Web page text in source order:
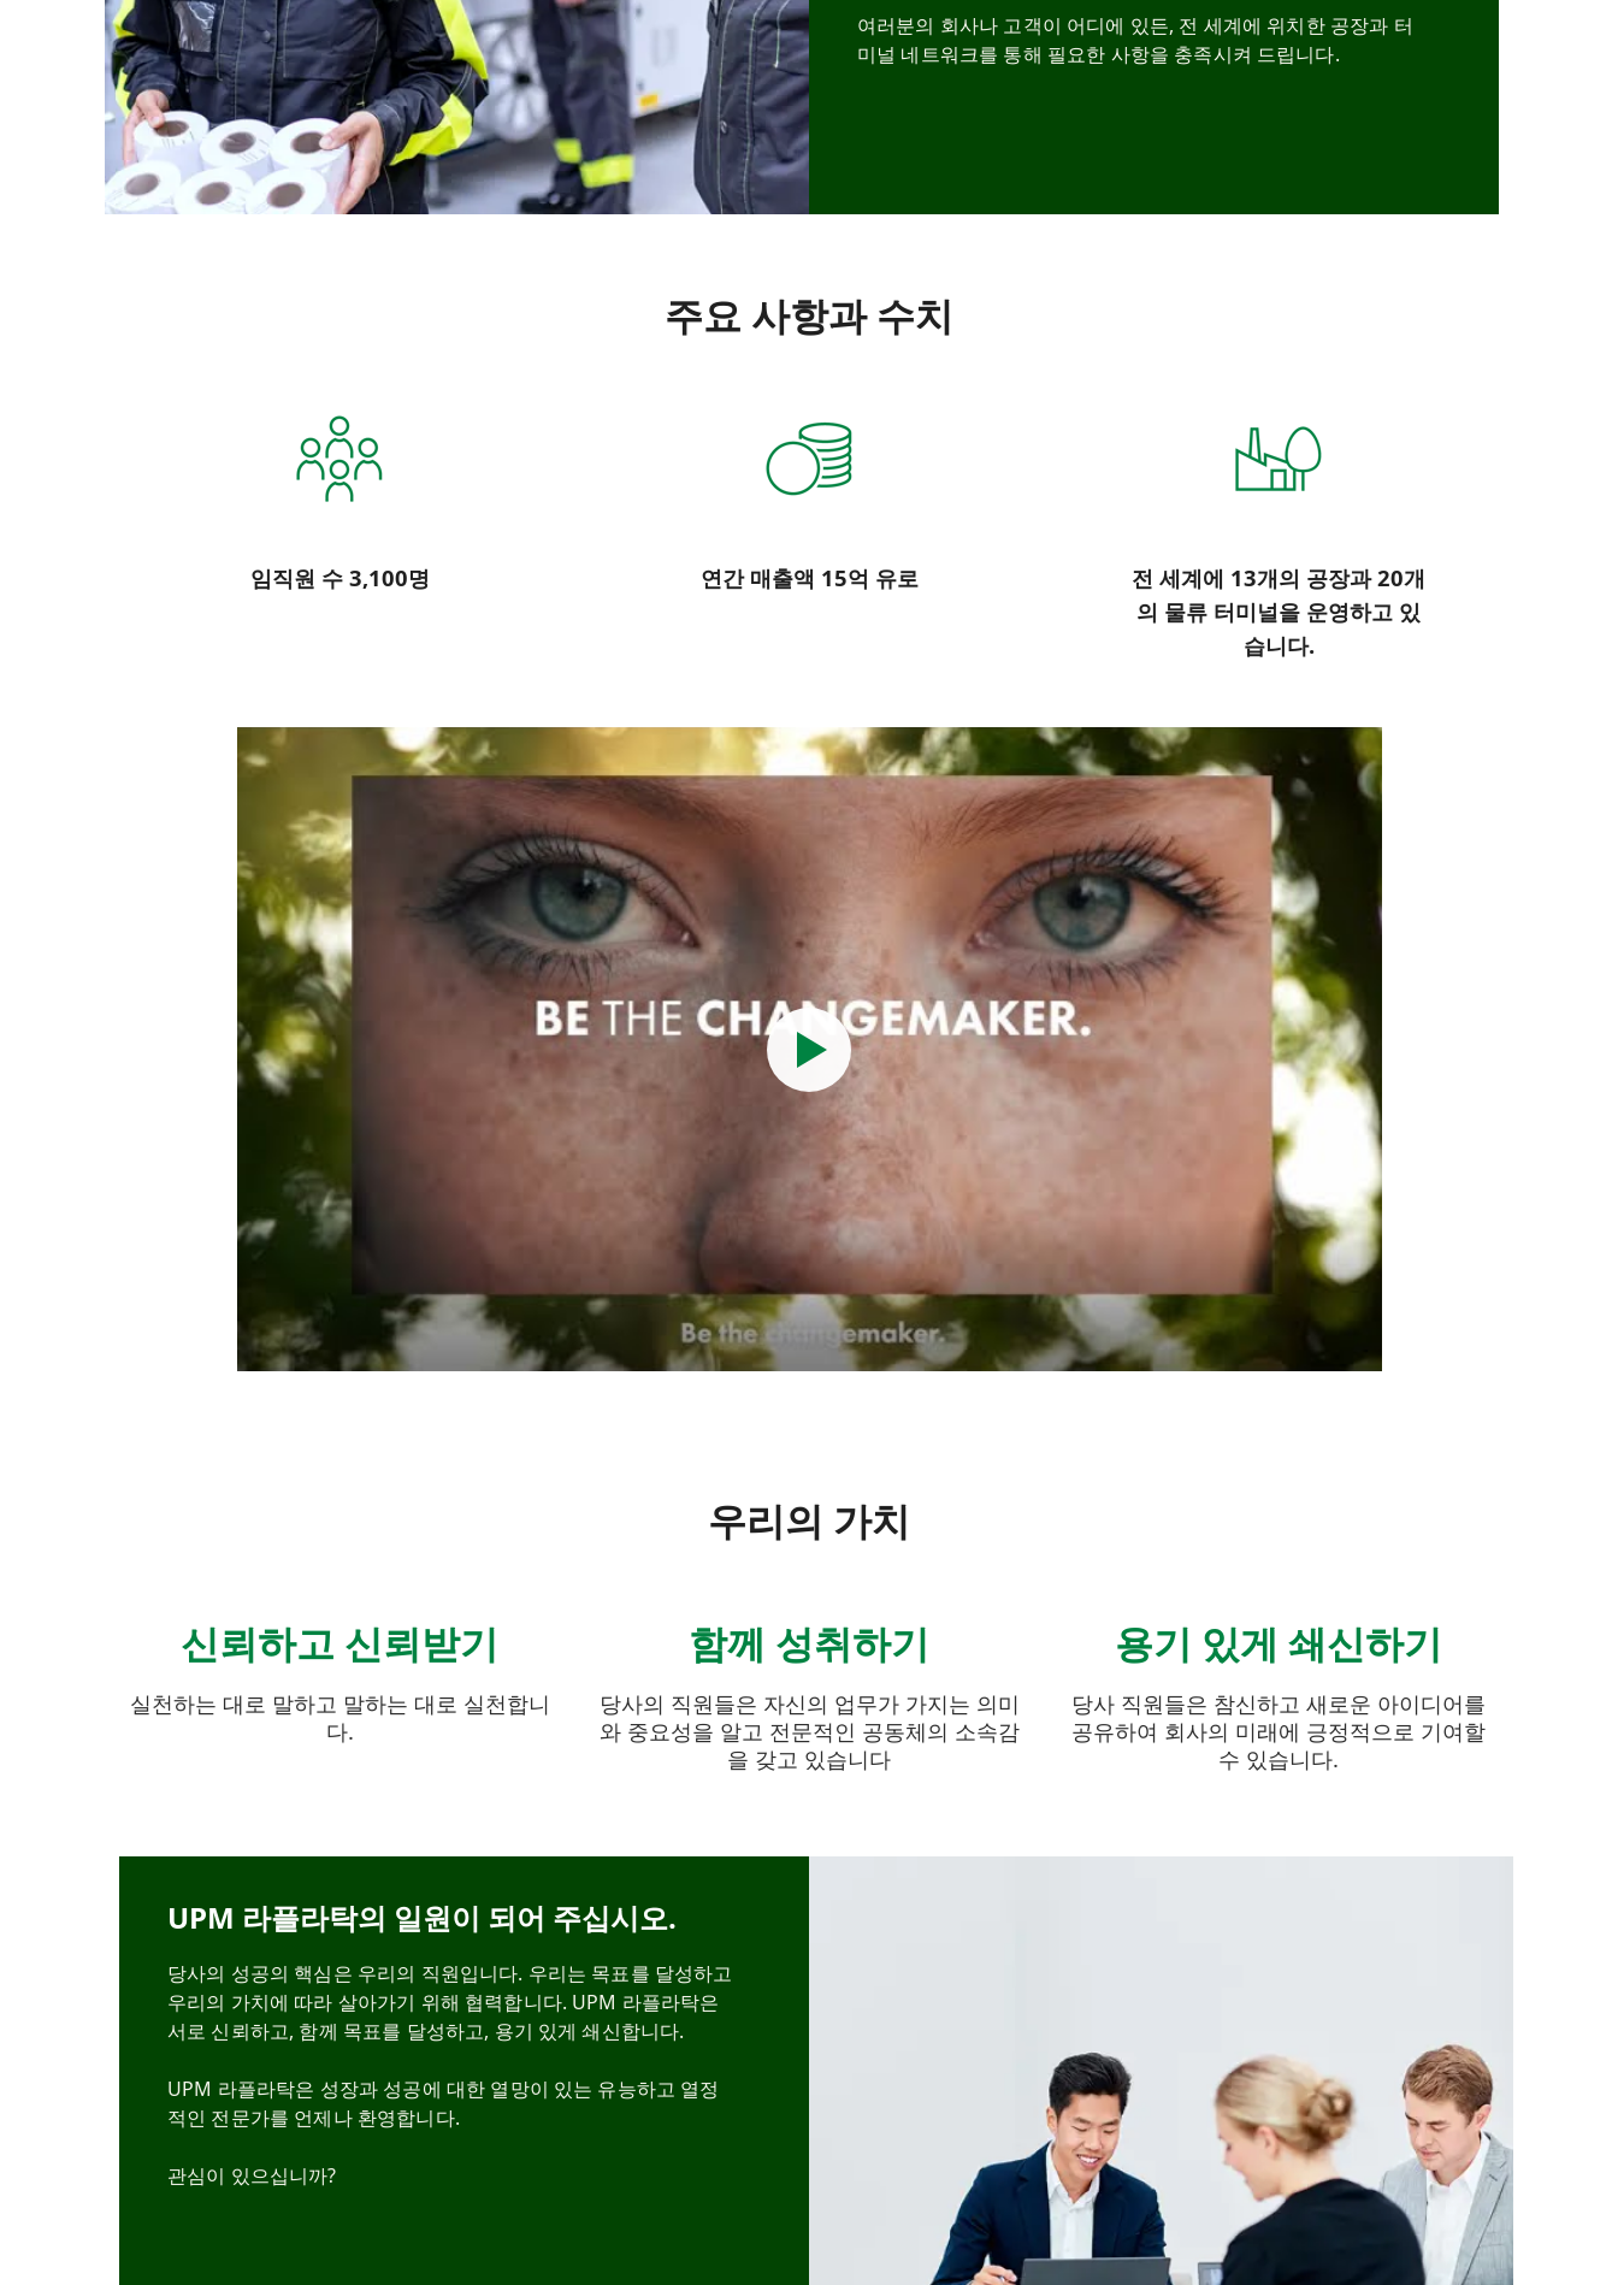
여러분의 회사나 고객이 어디에 있든, 전 세계에 위치한 공장과 터
미널 네트워크를 통해 필요한 사항을 충족시켜 드립니다.
주요 사항과 수치
임직원 수 3,100명 연간 매출액 15억 유로
전 세계에 13개의 공장과 20개
의 물류 터미널을 운영하고 있
습니다.
우리의 가치
신뢰하고 신뢰받기
실천하는 대로 말하고 말하는 대로 실천합니
다.
함께 성취하기
당사의 직원들은 자신의 업무가 가지는 의미
와 중요성을 알고 전문적인 공동체의 소속감
을 갖고 있습니다
용기 있게 쇄신하기
당사 직원들은 참신하고 새로운 아이디어를
공유하여 회사의 미래에 긍정적으로 기여할
수 있습니다.
UPM 라플라탁의 일원이 되어 주십시오.
당사의 성공의 핵심은 우리의 직원입니다. 우리는 목표를 달성하고
우리의 가치에 따라 살아가기 위해 협력합니다. UPM 라플라탁은
서로 신뢰하고, 함께 목표를 달성하고, 용기 있게 쇄신합니다.
UPM 라플라탁은 성장과 성공에 대한 열망이 있는 유능하고 열정
적인 전문가를 언제나 환영합니다.
관심이 있으십니까?